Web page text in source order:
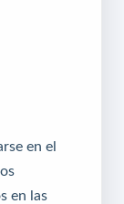
en el
en las